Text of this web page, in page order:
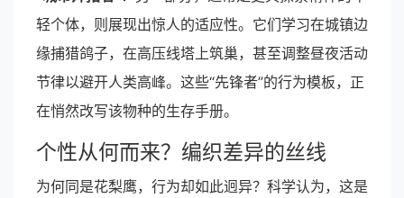
轻个体，则展现出惊人的适应性。它们学习在城镇边
缘捕猎鸽子，在高压线塔上筑巢，甚至调整昼夜活动
节律以避开人类高峰。这些“先锋者”的行为模板，正
在悄然改写该物种的生存手册。
个性从何而来？编织差异的丝线
为何同是花梨鹰，行为却如此迥异？科学认为，这是